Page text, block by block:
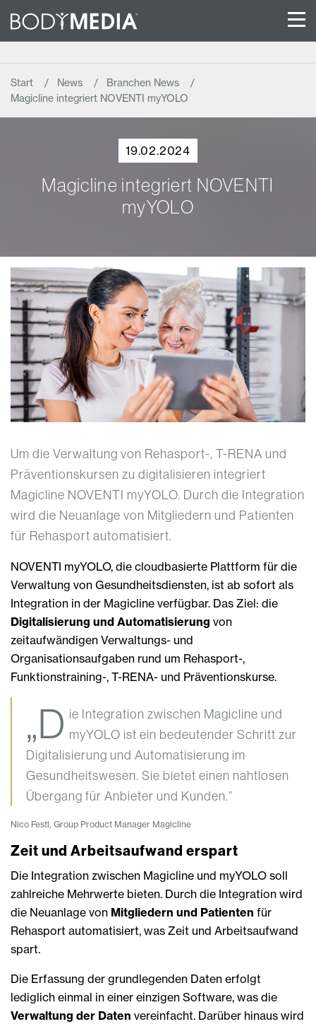
Start News
Branchen News
Magicline integriert NOVENTI myYOLO
19.02.2024
Magicline integriert NOVENTI
myYOLO
Um die Verwaltung von Rehasport-, T-RENA und
Präventionskursen zu digitalisieren integriert
Magicline NOVENTI myYOLO. Durch die Integration
wird die Neuanlage von Mitgliedern und Patienten
für Rehasport automatisiert.
NOVENTI myYOLO, die cloudbasierte Plattform für die
Verwaltung von Gesundheitsdiensten, ist ab sofort als
Integration in der Magicline verfügbar. Das Ziel: die
Digitalisierung und Automatisierung von
zeitaufwändigen Verwaltungs- und
Organisationsaufgaben rund um Rehasport-,
Funktionstraining-, T-RENA- und Präventionskurse.
„D ie Integration zwischen Magicline und
myYOLO ist ein bedeutender Schritt zur
Digitalisierung und Automatisierung im
Gesundheitswesen. Sie bietet einen nahtlosen
Übergang für Anbieter und Kunden.”
Nico Festl, Group Product Manager Magicline
Zeit und Arbeitsaufwand erspart
Die Integration zwischen Magicline und myYOLO soll
zahlreiche Mehrwerte bieten. Durch die Integration wird
die Neuanlage von Mitgliedern und Patienten für
Rehasport automatisiert, was Zeit und Arbeitsaufwand
spart.
Die Erfassung der grundlegenden Daten erfolgt
lediglich einmal in einer einzigen Software, was die
Verwaltung der Daten vereinfacht. Darüber hinaus wird